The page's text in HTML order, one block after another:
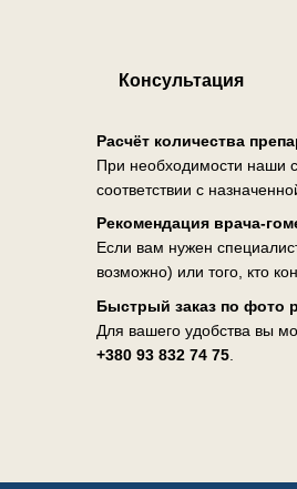
Консультация
Расчёт количества
При необходимости наши
соответствии с
Рекомендация врача-
Если вам нужен
возможно) или того, кто
Быстрый заказ по фото
Для вашего удобства вы
+380 93 832 74 75.